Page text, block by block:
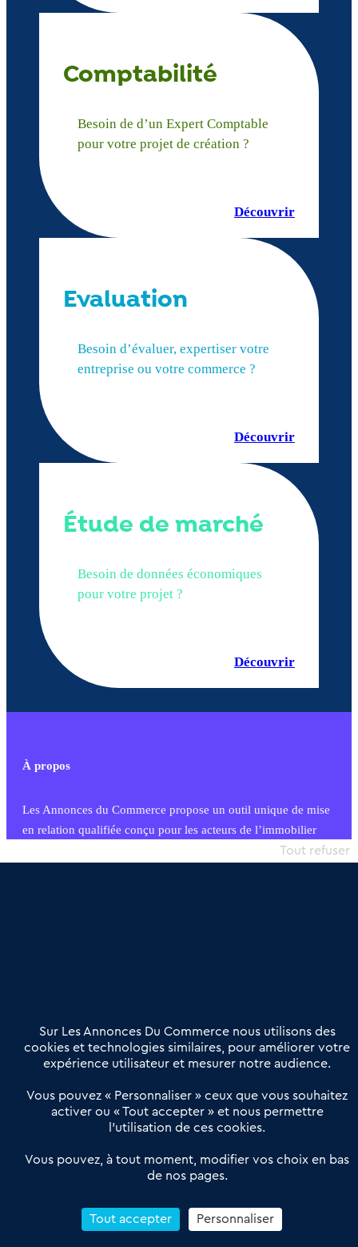
Comptabilité
Besoin de d’un Expert Comptable
pour votre projet de création ?
Découvrir
Evaluation
Besoin d’évaluer, expertiser votre
entreprise ou votre commerce ?
Découvrir
Étude de marché
Besoin de données économiques
pour votre projet ?
Découvrir
À propos
Les Annonces du Commerce propose un outil unique de mise
en relation qualifiée conçu pour les acteurs de l’immobilier
commercial et les collectivités territoriales, simple et intégrant
Offres Pro
Actualités
Qui sommes nous ?
Derniers articles
Réseau 3C : un partenaire national dédié aux transactions
Petitscommerces : Un partenariat au service du commerce de
proximité et des territoires
Reprendre un Restaurant Rapide
Sur Les Annonces Du Commerce nous utilisons des
cookies et technologies similaires, pour améliorer votre
expérience utilisateur et mesurer notre audience.
Vous pouvez « Personnaliser » ceux que vous souhaitez
activer ou « Tout accepter » et nous permettre
l’utilisation de ces cookies.
Vous pouvez, à tout moment, modifier vos choix en bas
de nos pages.
Tout accepter
Tout refuser
Personnaliser